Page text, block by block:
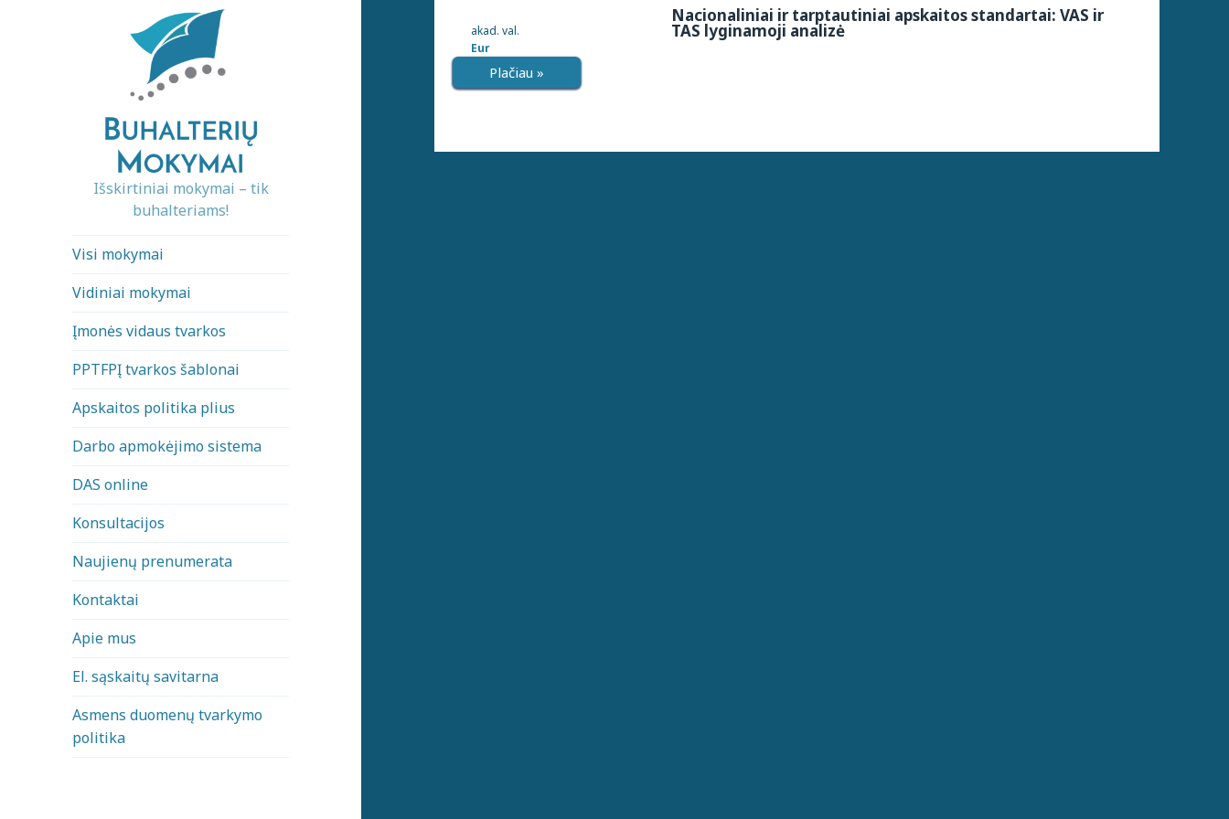
Išskirtiniai mokymai – tik
buhalteriams!
Visi mokymai
Vidiniai mokymai
Įmonės vidaus tvarkos
PPTFPĮ tvarkos šablonai
Apskaitos politika plius
Darbo apmokėjimo sistema
DAS online
Konsultacijos
Naujienų prenumerata
Kontaktai
Apie mus
El. sąskaitų savitarna
Asmens duomenų tvarkymo
politika
Nacionaliniai ir tarptautiniai apskaitos standartai: VAS ir
TAS lyginamoji analizė
akad. val.
Eur
Plačiau »